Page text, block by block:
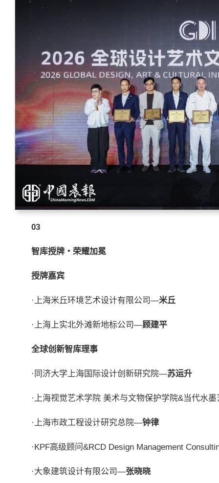
03
智库授牌・荣耀加冕
授牌嘉宾
·上海米丘环境艺术设计有限公司—米丘
·上海上实北外滩新地标公司—顾建平
全球创新智库理事
·同济大学上海国际设计创新研究院—苏运升
·上海视觉艺术学院 美术与文物保护学院&当代水
·上海市政工程设计研究总院—钟律
·KPF高级顾问&RCD Design Management
·大象建筑设计有限公司—张晓晓